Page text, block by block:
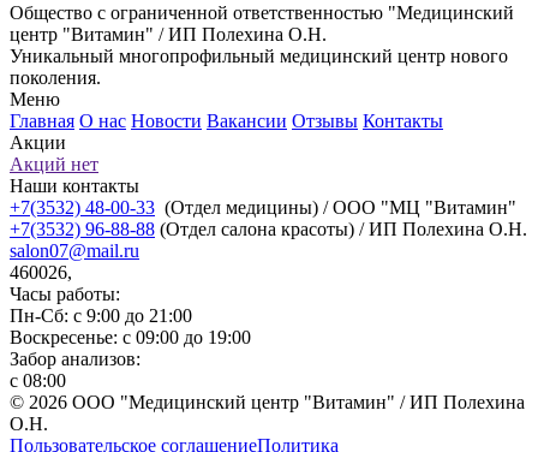
Общество с ограниченной ответственностью "Медицинский
центр "Витамин" / ИП Полехина О.Н.
Уникальный многопрофильный медицинский центр нового
поколения.
Меню
Главная О нас Новости Вакансии Отзывы Контакты
Акции
Акций нет
Наши контакты
+7(3532) 48-00-33 (Отдел медицины) / ООО "МЦ "Витамин"
+7(3532) 96-88-88 (Отдел салона красоты) / ИП Полехина О.Н.
salon07@mail.ru
460026,
Часы работы:
Пн-Сб: с 9:00 до 21:00
Воскресенье: с 09:00 до 19:00
Забор анализов:
с 08:00
© 2026 ООО "Медицинский центр "Витамин" / ИП Полехина
О.Н.
Пользовательское соглашениеПолитика